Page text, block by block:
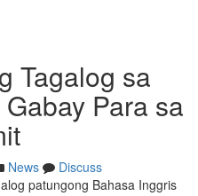
Tagalog sa
Para sa
News
Discuss
patungong Bahasa Inggris